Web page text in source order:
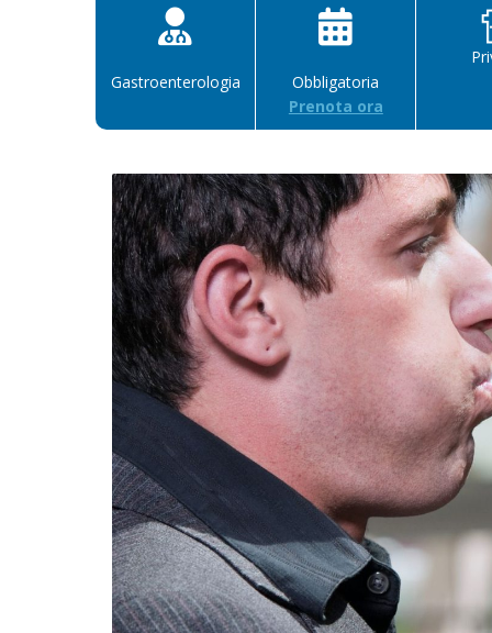
Gastroenterologia
Obbligatoria
Prenota ora